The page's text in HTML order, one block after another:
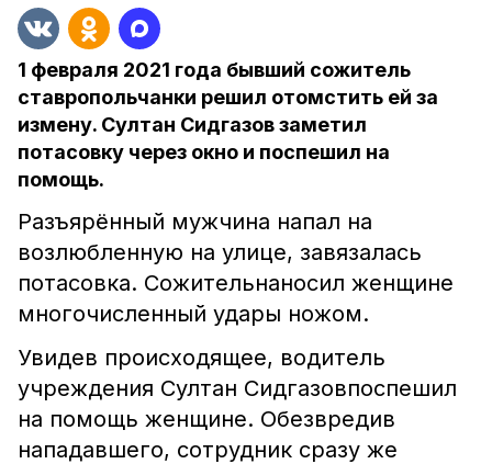
1 февраля 2021 года бывший сожитель
ставропольчанки решил отомстить ей за
измену. Султан Сидгазов заметил
потасовку через окно и поспешил на
помощь.
Разъярённый мужчина напал на
возлюбленную на улице, завязалась
потасовка. Сожительнаносил женщине
многочисленный удары ножом.
Увидев происходящее, водитель
учреждения Султан Сидгазовпоспешил
на помощь женщине. Обезвредив
нападавшего, сотрудник сразу же